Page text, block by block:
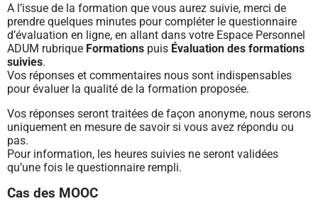
A l’issue de la formation que vous aurez suivie, merci de
prendre quelques minutes pour compléter le questionnaire
d’évaluation en ligne, en allant dans votre Espace Personnel
ADUM rubrique Formations puis Évaluation des formations
suivies.
Vos réponses et commentaires nous sont indispensables
pour évaluer la qualité de la formation proposée.
Vos réponses seront traitées de façon anonyme, nous serons
uniquement en mesure de savoir si vous avez répondu ou
pas.
Pour information, les heures suivies ne seront validées
qu’une fois le questionnaire rempli.
Cas des MOOC